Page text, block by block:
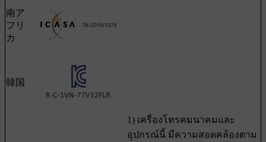
南ア
フリ
カ
韓国
1) เครื่องโทรคมนาคมและ
อุปกรณ์นี้ มีความสอดคล้องตาม